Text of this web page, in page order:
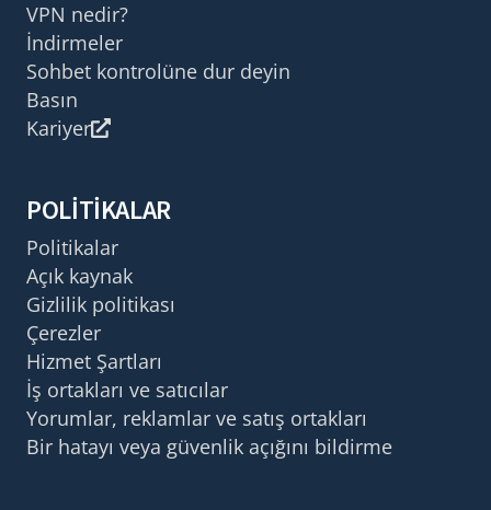
VPN nedir?
İndirmeler
Sohbet kontrolüne dur deyin
Basın
Kariyer
POLITIKALAR
Politikalar
Açık kaynak
Gizlilik politikası
Çerezler
Hizmet Şartları
İş ortakları ve satıcılar
Yorumlar, reklamlar ve satış ortakları
Bir hatayı veya güvenlik açığını bildirme